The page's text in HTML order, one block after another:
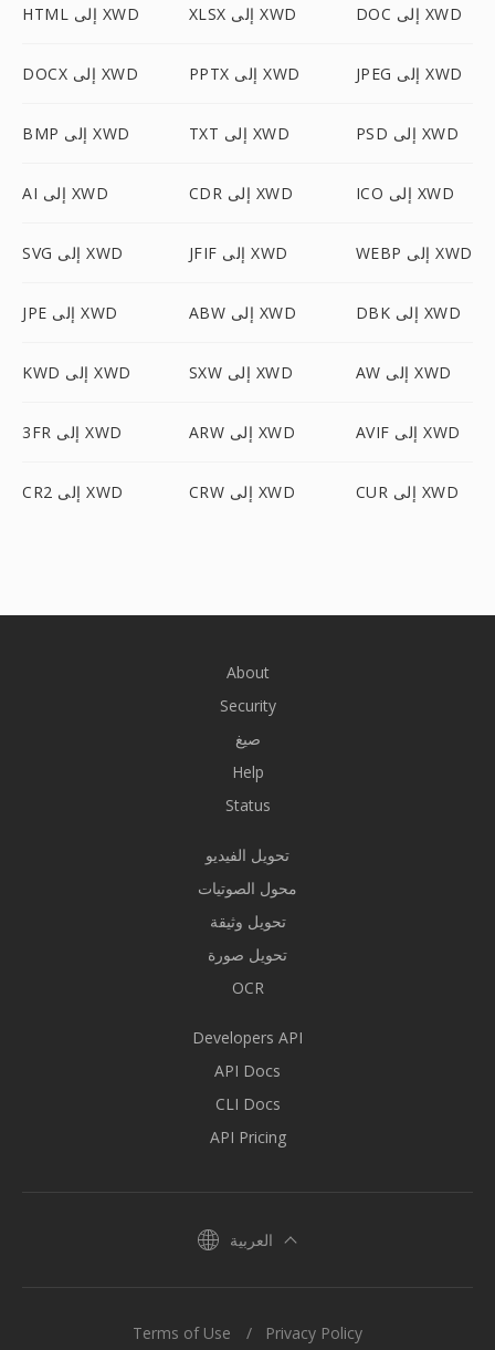
HTML إلى XWD XLSX إلى XWD DOC إلى XWD
DOCX إلى XWD PPTX إلى XWD JPEG إلى XWD
BMP إلى XWD TXT إلى XWD PSD إلى XWD
AI إلى XWD CDR إلى XWD ICO إلى XWD
SVG إلى XWD JFIF إلى XWD WEBP إلى XWD
JPE إلى XWD ABW إلى XWD DBK إلى XWD
KWD إلى XWD SXW إلى XWD AW إلى XWD
3FR إلى XWD ARW إلى XWD AVIF إلى XWD
CR2 إلى XWD CRW إلى XWD CUR إلى XWD
About
Security
صيغ
Help
Status
تحويل الفيديو
محول الصوتيات
تحويل وثيقة
تحويل صورة
OCR
Developers API
API Docs
CLI Docs
API Pricing
العربية
Terms of Use Privacy Policy